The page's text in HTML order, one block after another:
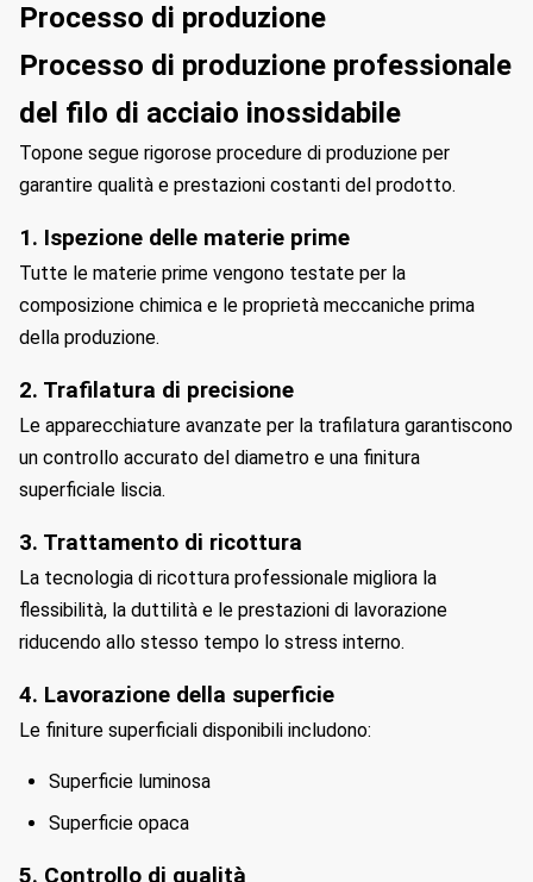
Processo di produzione
Processo di produzione professionale
del filo di acciaio inossidabile
Topone segue rigorose procedure di produzione per
garantire qualità e prestazioni costanti del prodotto.
1. Ispezione delle materie prime
Tutte le materie prime vengono testate per la
composizione chimica e le proprietà meccaniche prima
della produzione.
2. Trafilatura di precisione
Le apparecchiature avanzate per la trafilatura garantiscono
un controllo accurato del diametro e una finitura
superficiale liscia.
3. Trattamento di ricottura
La tecnologia di ricottura professionale migliora la
flessibilità, la duttilità e le prestazioni di lavorazione
riducendo allo stesso tempo lo stress interno.
4. Lavorazione della superficie
Le finiture superficiali disponibili includono:
Superficie luminosa
Superficie opaca
5. Controllo di qualità